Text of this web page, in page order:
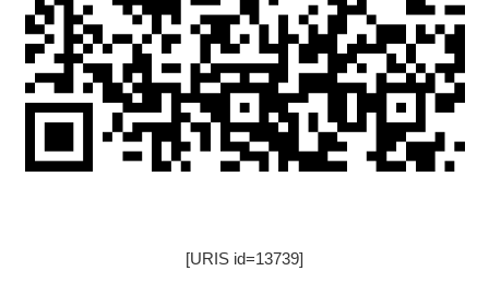
[URIS id=13739]